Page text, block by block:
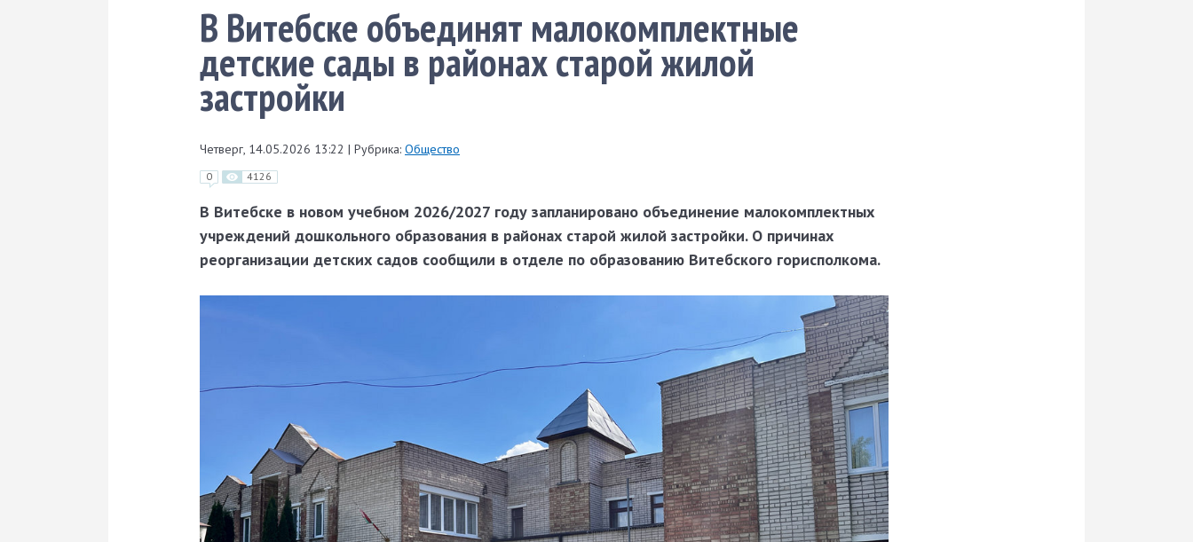
В Витебске объединят малокомплектные
детские сады в районах старой жилой
застройки
Четверг, 14.05.2026 13:22 | Рубрика: Общество
0 4126
В Витебске в новом учебном 2026/2027 году запланировано объединение малокомплектных
учреждений дошкольного образования в районах старой жилой застройки. О причинах
реорганизации детских садов сообщили в отделе по образованию Витебского горисполкома.